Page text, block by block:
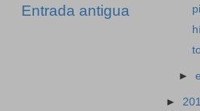
Entrada antigua
►
►